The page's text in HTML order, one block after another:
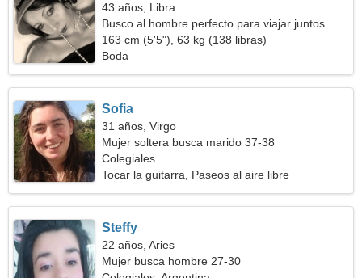
43 años, Libra
Busco al hombre perfecto para viajar juntos
163 cm (5'5"), 63 kg (138 libras)
Boda
Sofia
31 años, Virgo
Mujer soltera busca marido 37-38
Colegiales
Tocar la guitarra, Paseos al aire libre
Steffy
22 años, Aries
Mujer busca hombre 27-30